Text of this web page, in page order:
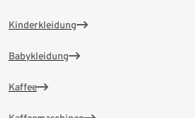
Kinderkleidung
Babykleidung
Kaffee